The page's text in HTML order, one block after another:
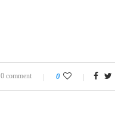
0 comment 0